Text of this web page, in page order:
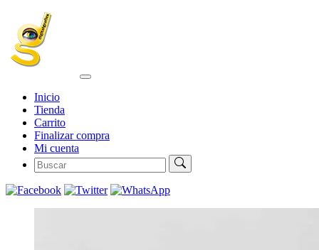
Inicio
Tienda
Carrito
Finalizar compra
Mi cuenta